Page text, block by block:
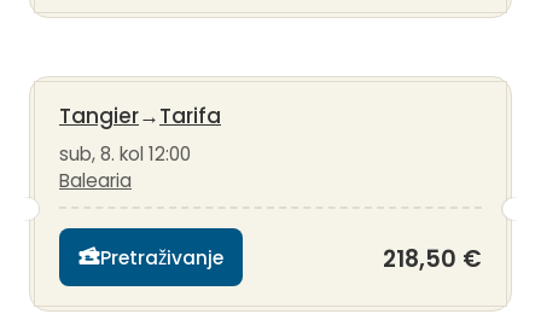
Tangier→Tarifa
sub, 8. kol 12:00
Balearia
Pretraživanje 218,50 €